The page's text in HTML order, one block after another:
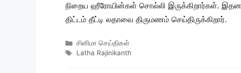
நிறைய ஹீரோயின்கள் சொல்லி இருக்கிறார்கள்.
திட்டம் தீட்டி லதாவை திருமணம் செய்திருக்கிறார்.
Categories
சினிமா செய்திகள்
Tags
Latha Rajinikanth